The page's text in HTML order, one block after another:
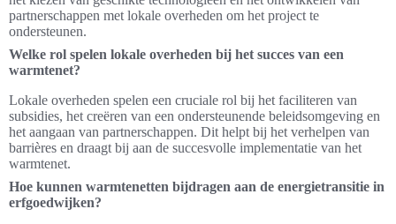
partnerschappen met lokale overheden om het project te
ondersteunen.
Welke rol spelen lokale overheden bij het succes van een
warmtenet?
Lokale overheden spelen een cruciale rol bij het faciliteren van
subsidies, het creëren van een ondersteunende beleidsomgeving en
het aangaan van partnerschappen. Dit helpt bij het verhelpen van
barrières en draagt bij aan de succesvolle implementatie van het
warmtenet.
Hoe kunnen warmtenetten bijdragen aan de energietransitie in
erfgoedwijken?